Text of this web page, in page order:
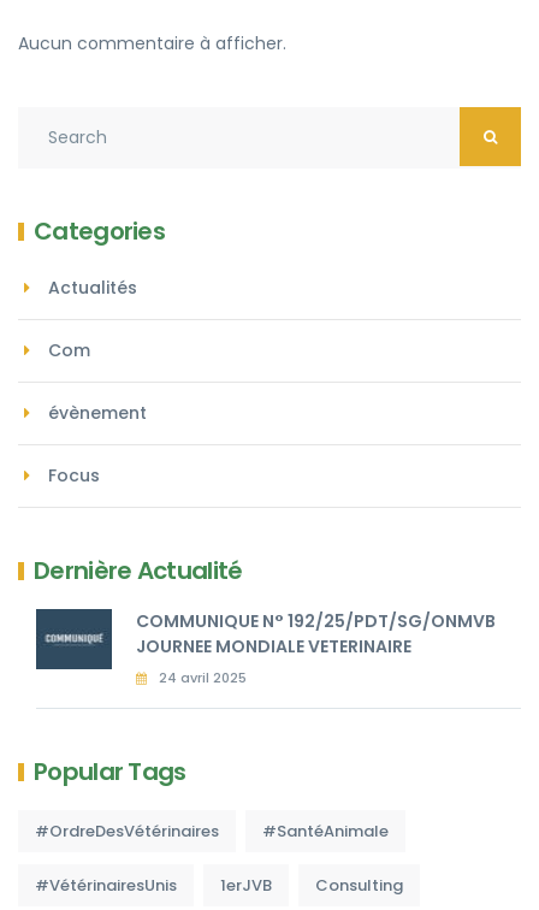
Aucun commentaire à afficher.
Categories
Actualités
Com
évènement
Focus
Dernière Actualité
COMMUNIQUE N° 192/25/PDT/SG/ONMVB
JOURNEE MONDIALE VETERINAIRE
24 avril 2025
Popular Tags
#OrdreDesVétérinaires #SantéAnimale
#VétérinairesUnis 1erJVB Consulting